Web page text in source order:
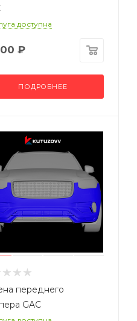
доступна
₽
ПОДРОБНЕЕ
переднего
GAC